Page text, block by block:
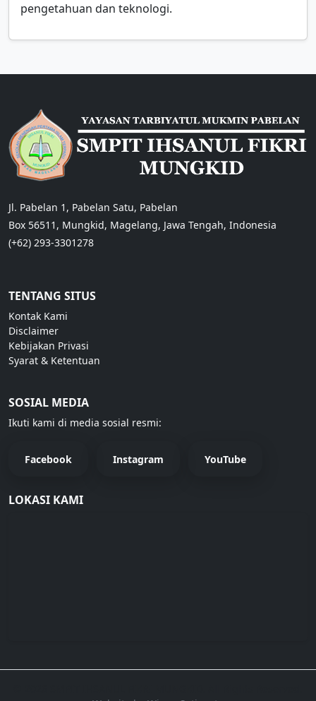
pengetahuan dan teknologi.
Jl. Pabelan 1, Pabelan Satu, Pabelan
Box 56511, Mungkid, Magelang, Jawa Tengah, Indonesia
(+62) 293-3301278
TENTANG SITUS
Kontak Kami
Disclaimer
Kebijakan Privasi
Syarat & Ketentuan
SOSIAL MEDIA
Ikuti kami di media sosial resmi:
Facebook Instagram YouTube
LOKASI KAMI